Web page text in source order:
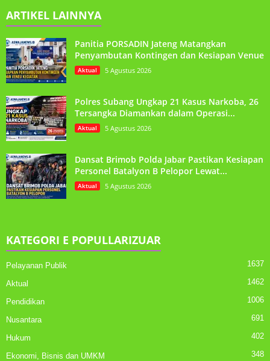
ARTIKEL LAINNYA
Panitia PORSADIN Jateng Matangkan
Penyambutan Kontingen dan Kesiapan Venue
Aktual 5 Agustus 2026
Polres Subang Ungkap 21 Kasus Narkoba, 26
Tersangka Diamankan dalam Operasi...
Aktual 5 Agustus 2026
Dansat Brimob Polda Jabar Pastikan Kesiapan
Personel Batalyon B Pelopor Lewat...
Aktual 5 Agustus 2026
KATEGORI E POPULLARIZUAR
Pelayanan Publik 1637
Aktual 1462
Pendidikan 1006
Nusantara 691
Hukum 402
Ekonomi, Bisnis dan UMKM 348